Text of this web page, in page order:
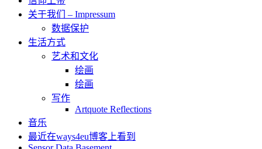
关于我们 – Impressum
数据保护
生活方式
艺术和文化
绘画
绘画
写作
Artquote Reflections
音乐
最近在ways4eu博客上看到